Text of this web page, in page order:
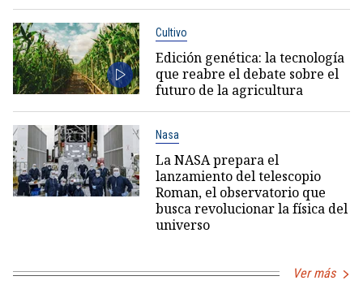
Cultivo
Edición genética: la tecnología
que reabre el debate sobre el
futuro de la agricultura
Nasa
La NASA prepara el
lanzamiento del telescopio
Roman, el observatorio que
busca revolucionar la física del
universo
Ver más